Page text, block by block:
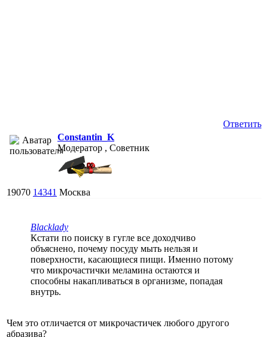
Ответить
Constantin_K
Модератор , Советник
19070 14341 Москва
Blacklady
Кстати по поиску в гугле все доходчиво
объяснено, почему посуду мыть нельзя и
поверхности, касающиеся пищи. Именно потому
что микрочастички меламина остаются и
способны накапливаться в организме, попадая
внутрь.
Чем это отличается от микрочастичек любого другого
абразива?